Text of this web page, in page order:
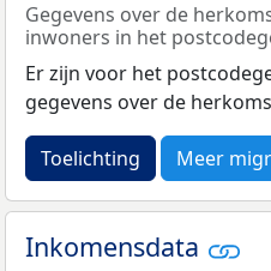
Gegevens over de
inwoners in het
Er zijn voor het
gegevens over de
Toelichting Meer
Inkomensdata